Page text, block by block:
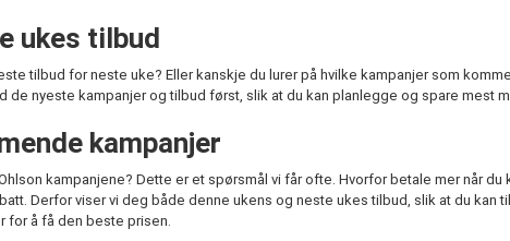
ukes tilbud
tilbud for neste uke? Eller kanskje du lurer på hvilke kampanjer som
de nyeste kampanjer og tilbud først, slik at du kan planlegge og spare mest
kampanjer
kampanjene? Dette er et spørsmål vi får ofte. Hvorfor betale mer når
Derfor viser vi deg både denne ukens og neste ukes tilbud, slik at du
for å få den beste prisen.